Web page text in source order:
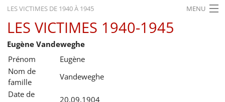
LES VICTIMES DE 1940 À 1945 MENU
ACCUEIL
ACTUALITÉS
EXPOSITIONS
HISTORIQUE
LES VICTIMES 1940-1945
Eugène Vandeweghe
Prénom
Eugène
Nom de
famille
Vandeweghe
Date de
20.09.1904